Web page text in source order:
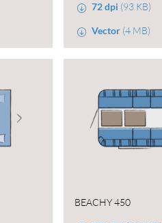
72 dpi (93 KB)
Vector (4 MB)
BEACHY 450